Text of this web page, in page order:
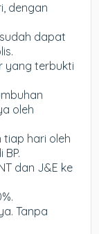
dengan
dapat
yang terbukti
oleh
tiap hari oleh
dan J&E ke
Tanpa